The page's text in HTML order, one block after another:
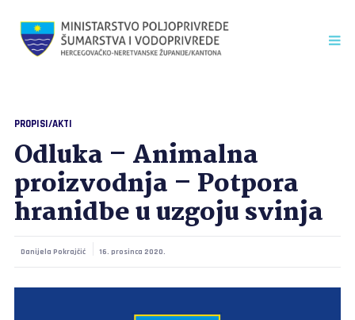
PROPISI/AKTI
Odluka – Animalna
proizvodnja – Potpora
hranidbe u uzgoju svinja
Danijela Pokrajčić 16. prosinca 2020.